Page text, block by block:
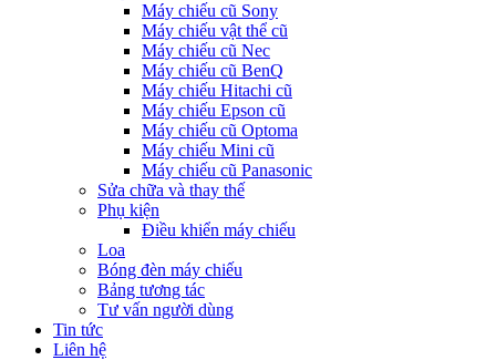
Máy chiếu cũ Sony
Máy chiếu vật thể cũ
Máy chiếu cũ Nec
Máy chiếu cũ BenQ
Máy chiếu Hitachi cũ
Máy chiếu Epson cũ
Máy chiếu cũ Optoma
Máy chiếu Mini cũ
Máy chiếu cũ Panasonic
Sửa chữa và thay thế
Phụ kiện
Điều khiển máy chiếu
Loa
Bóng đèn máy chiếu
Bảng tương tác
Tư vấn người dùng
Tin tức
Liên hệ